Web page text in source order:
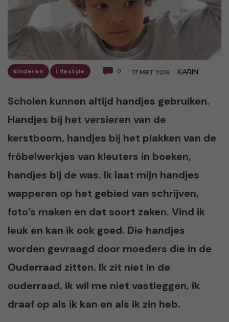
kinderen Lifestyle 0 17 MRT 2016 KARIN
Scholen kunnen altijd handjes gebruiken.
Handjes bij het versieren van de
kerstboom, handjes bij het plakken van de
fröbelwerkjes van kleuters in boeken,
handjes bij de was. Ik laat mijn handjes
wapperen op het gebied van schrijven,
foto’s maken en dat soort zaken. Vind ik
leuk en kan ik ook goed. Die handjes
worden gevraagd door moeders die in de
Ouderraad zitten. Ik zit niet in de
ouderraad, ik wil me niet vastleggen, ik
draaf op als ik kan en als ik zin heb.